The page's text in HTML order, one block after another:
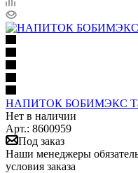
НАПИТОК БОБИМЭКС
Нет в наличии
Арт.: 8600959
Под заказ
Наши менеджеры
условия заказа